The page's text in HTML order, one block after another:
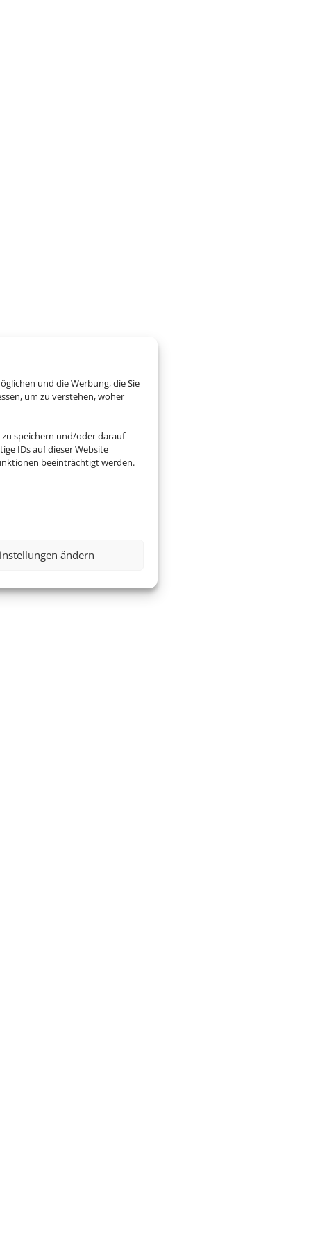
und die Werbung, die Sie
um zu verstehen, woher
speichern und/oder darauf
IDs auf dieser Website
beeinträchtigt werden.
ändern